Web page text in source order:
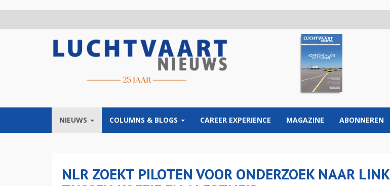
NIEUWS COLUMNS & BLOGS CAREER EXPERIENCE MAGAZINE ABONNEREN
NLR ZOEKT PILOTEN VOOR ONDERZOEK NAAR LINK